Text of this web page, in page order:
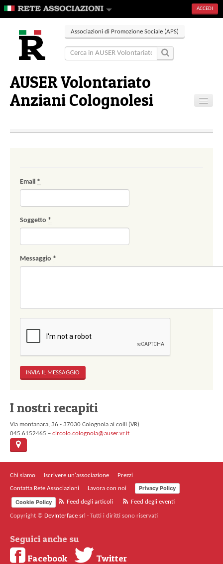
ACCEDI
Associazioni di Promozione Sociale (APS)
AUSER Volontariato
Anziani Colognolesi
Contatti
Email *
Soggetto *
Messaggio *
I nostri recapiti
Via montanara, 36 - 37030 Colognola ai colli (VR)
045.6152465 – circolo.colognola@auser.vr.it
Chi siamo Iscrivere un'associazione
Prezzi
Contatta Rete Associazioni
Lavora con noi
Privacy Policy
Cookie Policy
Feed degli articoli Feed degli eventi
Copyright © DevInterface srl · Tutti i diritti sono riservati
Seguici anche su
Facebook
Twitter